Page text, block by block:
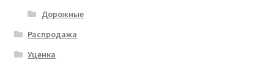
Дорожные
Распродажа
Уценка